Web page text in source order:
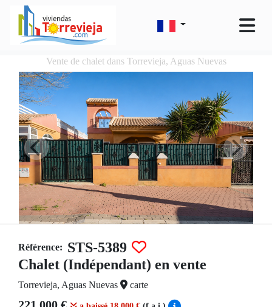
Vente de chalet dans Torrevieja, Aguas Nuevas
Référence: STS-5389
Chalet (Indépendant) en vente
Torrevieja, Aguas Nuevas carte